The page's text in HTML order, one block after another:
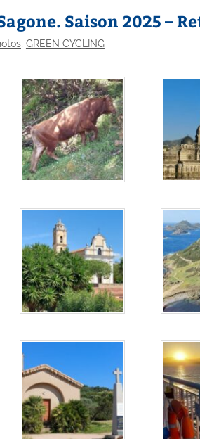
Saison 2025 –
, GREEN CYCLING